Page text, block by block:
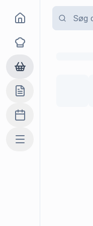
Goma
Opskrifter
Dagligvarer
Indkøbslisten
Madplan
Mere